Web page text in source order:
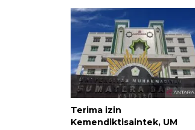
Terima izin
Kemendiktisaintek, UM